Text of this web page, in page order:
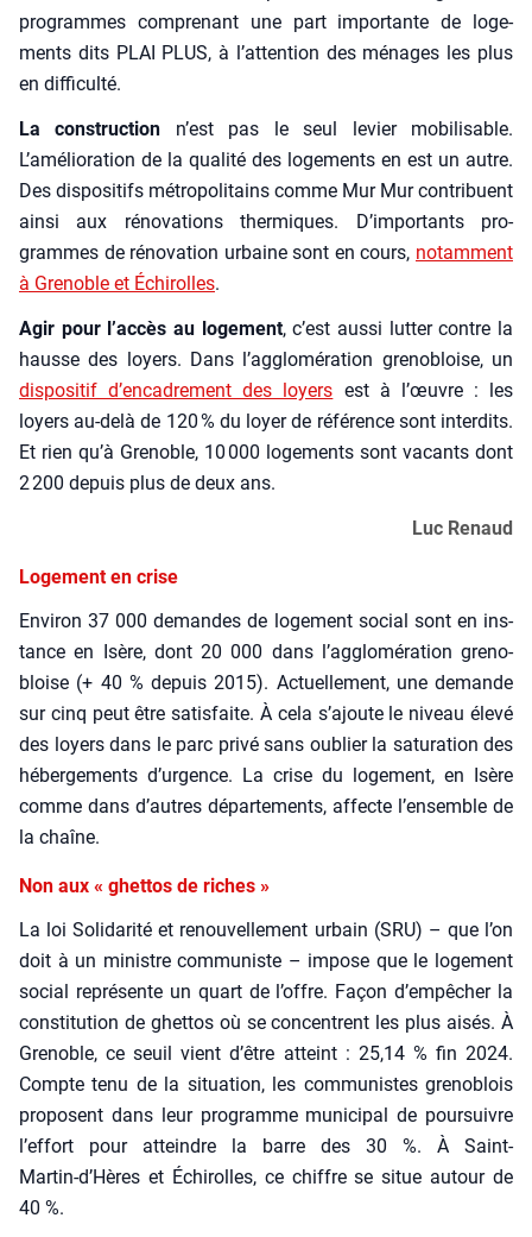
pro­grammes com­pre­nant une part impor­tante de loge­
ments dits PLAI PLUS, à l’attention des ménages les plus
en dif­fi­cul­té.
La construc­tion n’est pas le seul levier mobi­li­sable.
L’amélioration de la qua­li­té des loge­ments en est un autre.
Des dis­po­si­tifs métro­po­li­tains comme Mur Mur contri­buent
ain­si aux réno­va­tions ther­miques. D’importants pro­
grammes de réno­va­tion urbaine sont en cours, notam­ment
à Gre­noble et Échi­rolles.
Agir pour l’accès au loge­ment, c’est aus­si lut­ter contre la
hausse des loyers. Dans l’agglomération gre­no­bloise, un
dis­po­si­tif d’encadrement des loyers est à l’œuvre : les
loyers au-delà de 120 % du loyer de réfé­rence sont inter­dits.
Et rien qu’à Gre­noble, 10 000 loge­ments sont vacants dont
2 200 depuis plus de deux ans.
Luc Renaud
Logement en crise
Envi­ron 37 000 demandes de loge­ment social sont en ins­
tance en Isère, dont 20 000 dans l’agglomération gre­no­
bloise (+ 40 % depuis 2015). Actuel­le­ment, une demande
sur cinq peut être satis­faite. À cela s’ajoute le niveau éle­vé
des loyers dans le parc pri­vé sans oublier la satu­ra­tion des
héber­ge­ments d’urgence. La crise du loge­ment, en Isère
comme dans d’autres dépar­te­ments, affecte l’ensemble de
la chaîne.
Non aux « ghettos de riches »
La loi Soli­da­ri­té et renou­vel­le­ment urbain (SRU) – que l’on
doit à un ministre com­mu­niste – impose que le loge­ment
social repré­sente un quart de l’offre. Façon d’empêcher la
consti­tu­tion de ghet­tos où se concentrent les plus aisés. À
Gre­noble, ce seuil vient d’être atteint : 25,14 % fin 2024.
Compte tenu de la situa­tion, les com­mu­nistes gre­no­blois
pro­posent dans leur pro­gramme muni­ci­pal de pour­suivre
l’effort pour atteindre la barre des 30 %. À Saint-
Martin‑d’Hères et Échi­rolles, ce chiffre se situe autour de
40 %.